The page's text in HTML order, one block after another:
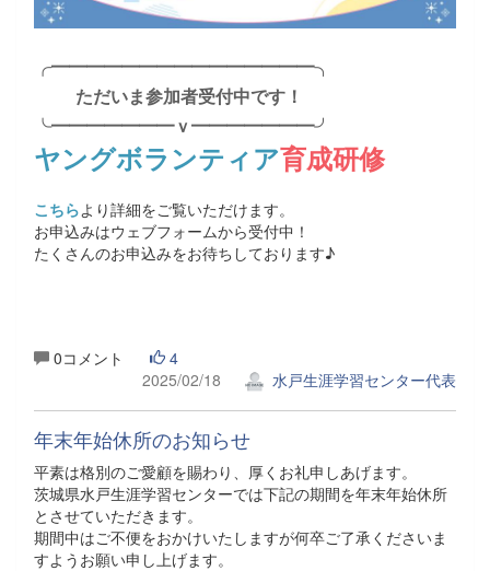
╭━━━━━━━━━━━━━━━╮
ただいま参加者受付中です！
╰━━━━━━━ｖ━━━━━━━╯
ヤングボランティア育成研修
こちらより詳細をご覧いただけます。
お申込みはウェブフォームから受付中！
たくさんのお申込みをお待ちしております♪
0コメント
4
2025/02/18
水戸生涯学習センター代表
年末年始休所のお知らせ
平素は格別のご愛顧を賜わり、厚くお礼申しあげます。
茨城県水戸生涯学習センターでは下記の期間を年末年始休所
とさせていただきます。
期間中はご不便をおかけいたしますが何卒ご了承くださいま
すようお願い申し上げます。